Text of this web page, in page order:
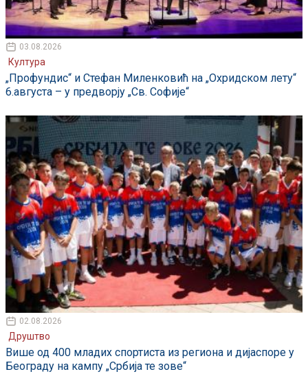
03.08.2026
Култура
„Профундис“ и Стефан Миленковић на „Охридском лету“
6.августа – у предворју „Св. Софије“
02.08.2026
Друштво
Више од 400 младих спортиста из региона и дијаспоре у
Београду на кампу „Србија те зове“